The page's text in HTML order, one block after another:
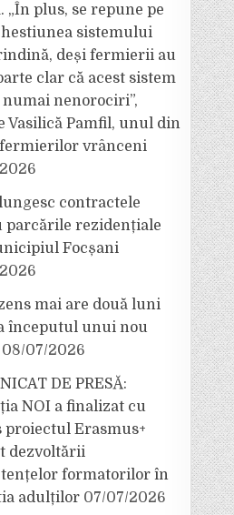
„În plus, se repune pe
sistemului
deși fermierii au
clar că acest sistem
numai nenorociri”,
Vasilică Pamfil, unul din
vrânceni
contractele
parcările rezidențiale
Focșani
mai are două luni
începutul unui nou
08/07/2026
DE PRESĂ:
NOI a finalizat cu
proiectul Erasmus+
dezvoltării
formatorilor în
adulților 07/07/2026